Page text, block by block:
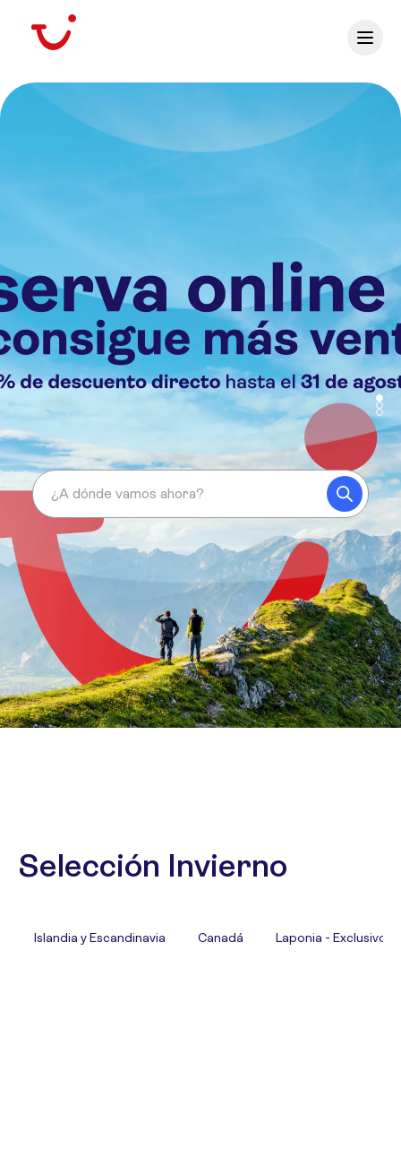
¿A dónde vamos ahora?
Selección Invierno
Islandia y Escandinavia Canadá Laponia - Exclusivo